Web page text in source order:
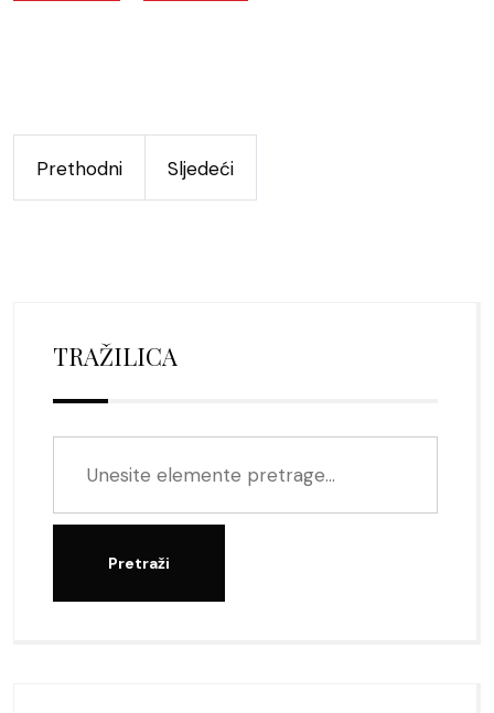
Prethodni Sljedeći
TRAŽILICA